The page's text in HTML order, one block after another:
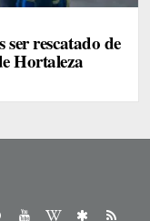
rescatado de
Hortaleza